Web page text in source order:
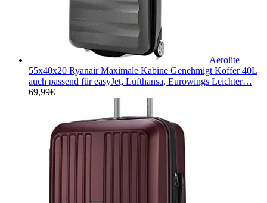
Aerolite
55x40x20 Ryanair Maximale Kabine Genehmigt Koffer 40L
auch passend für easyJet, Lufthansa, Eurowings Leichter…
69,99€